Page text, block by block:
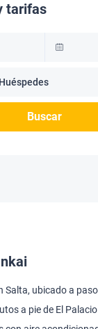
tarifas
Buscar
Salta, ubicado a
a pie de El